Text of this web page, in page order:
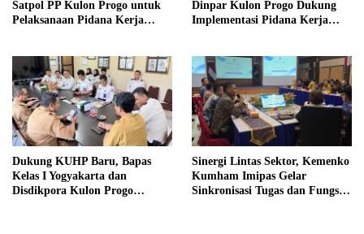
Satpol PP Kulon Progo untuk
Pelaksanaan Pidana Kerja
Dinpar Kulon Progo Dukung
Implementasi Pidana Kerja
Dukung KUHP Baru, Bapas
Kelas I Yogyakarta dan
Disdikpora Kulon Progo
Sinergi Lintas Sektor, Kemenko
Kumham Imipas Gelar
Sinkronisasi Tugas dan Fungsi